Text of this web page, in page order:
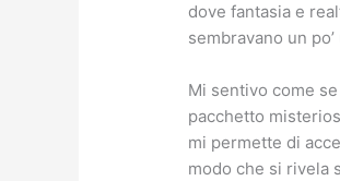
dove fantasia e
sembravano un
Mi sentivo come
pacchetto
mi permette di
modo che si rivela